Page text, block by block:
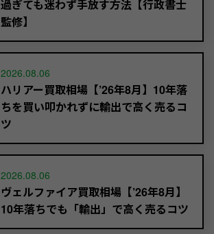
過ぎても迷わず手放す方法【行政書士
監修】
2026.08.06
ハリアー買取相場【’26年8月】10年落
ちを買い叩かれずに輸出で高く売るコ
ツ
2026.08.06
ヴェルファイア買取相場【’26年8月】
10年落ちでも「輸出」で高く売るコツ